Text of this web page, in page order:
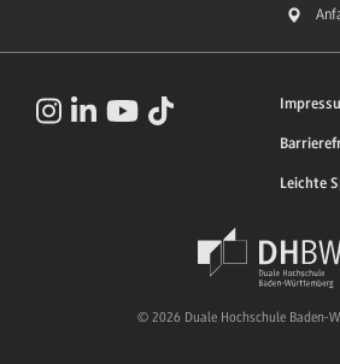
Leichte
© 2026 Duale Hochschule Baden-